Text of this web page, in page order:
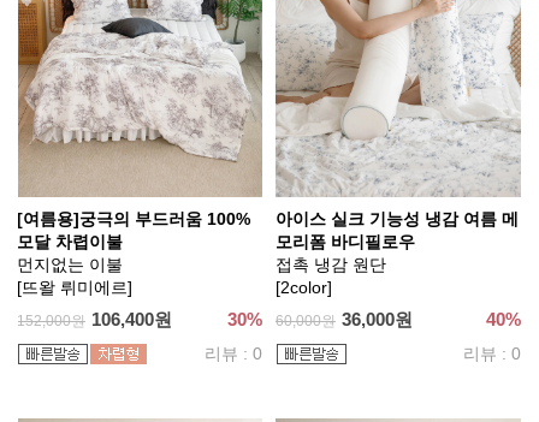
[여름용]궁극의 부드러움 100%
모달 차렵이불
먼지없는 이불
[뜨왈 뤼미에르]
152,000원 106,400원 30%
리뷰 : 0
아이스 실크 기능성 냉감 여름 메
모리폼 바디필로우
접촉 냉감 원단
[2color]
60,000원 36,000원 40%
리뷰 : 0